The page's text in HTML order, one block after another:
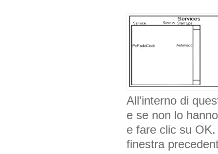
All'interno di
e se non lo
e fare clic su
finestra